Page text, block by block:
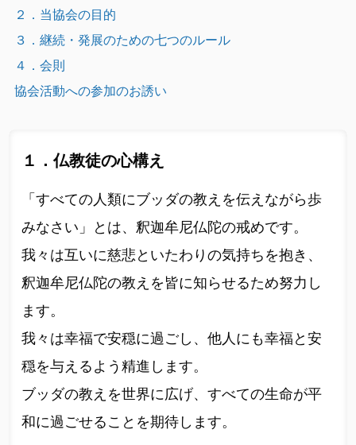
２．当協会の目的
３．継続・発展のための七つのルール
４．会則
協会活動への参加のお誘い
１．仏教徒の心構え
「すべての人類にブッダの教えを伝えながら歩
みなさい」とは、釈迦牟尼仏陀の戒めです。
我々は互いに慈悲といたわりの気持ちを抱き、
釈迦牟尼仏陀の教えを皆に知らせるため努力し
ます。
我々は幸福で安穏に過ごし、他人にも幸福と安
穏を与えるよう精進します。
ブッダの教えを世界に広げ、すべての生命が平
和に過ごせることを期待します。